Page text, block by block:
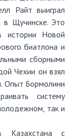
Райт выиграл
в Щучинске. Это
истории Новой
биатлона и
сборными
Чехии он взял
Опыт Бормолини
систему
так и
Казахстана с